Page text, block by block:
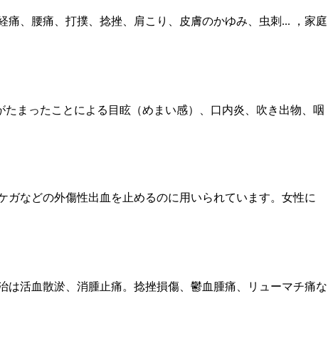
、腰痛、打撲、捻挫、肩こり、皮膚のかゆみ、虫刺... ，家庭
まったことによる目眩（めまい感）、口内炎、吹き出物、咽
などの外傷性出血を止めるのに用いられています。女性に
活血散淤、消腫止痛。捻挫損傷、鬱血腫痛、リューマチ痛な